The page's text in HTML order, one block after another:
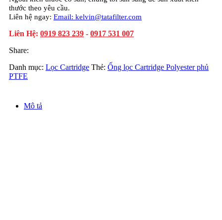
thước theo yêu cầu.
Liên hệ ngay: Email: kelvin@tatafilter.com
Liên Hệ: 0919 823 239 - 0917 531 007
Share:
Danh mục: Lọc Cartridge Thẻ: Ống lọc Cartridge Polyester phủ
PTFE
Mô tả